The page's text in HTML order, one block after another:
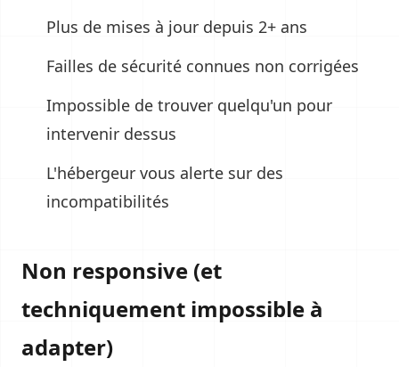
Plus de mises à jour depuis 2+ ans
Failles de sécurité connues non corrigées
Impossible de trouver quelqu'un pour
intervenir dessus
L'hébergeur vous alerte sur des
incompatibilités
Non responsive (et
techniquement impossible à
adapter)